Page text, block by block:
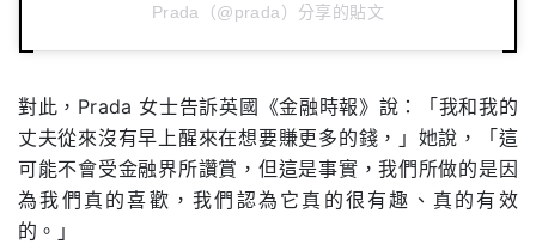
Prada（@prada）分享的貼文
對此， Prada 女士告訴英國《金融時報》說：「我和我的
丈夫從來沒有早上醒來在想要賺更多的錢，」她說，「這
可能不會受金融界所讚賞，但這是事實，我們所做的是因
為我們真的喜歡，我們認為它真的很有趣、真的有效
的。」